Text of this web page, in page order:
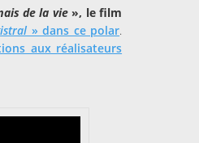
de la vie», le film
» dans ce polar.
aux réalisateurs